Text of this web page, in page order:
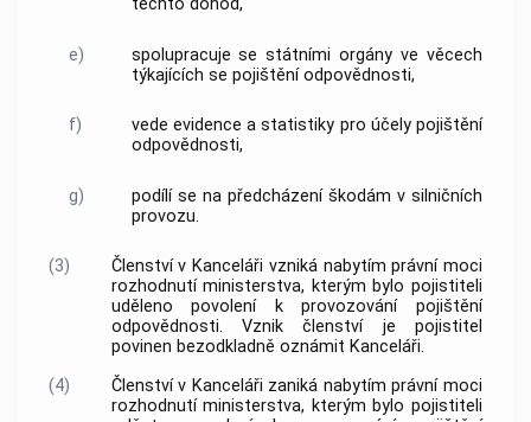
těchto dohod,
e)
spolupracuje se státními orgány ve věcech
týkajících se pojištění odpovědnosti,
f)
vede evidence a statistiky pro účely pojištění
odpovědnosti,
g)
podílí se na předcházení škodám v silničních
provozu.
(3)
Členství v Kanceláři vzniká nabytím právní moci
rozhodnutí ministerstva, kterým bylo pojistiteli
uděleno povolení k provozování pojištění
odpovědnosti. Vznik členství je pojistitel
povinen bezodkladně oznámit Kanceláři.
(4)
Členství v Kanceláři zaniká nabytím právní moci
rozhodnutí ministerstva, kterým bylo pojistiteli